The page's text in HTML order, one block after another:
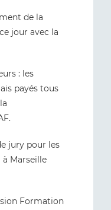
de la
jour avec la
: les
payés tous
jury pour les
à Marseille
Formation